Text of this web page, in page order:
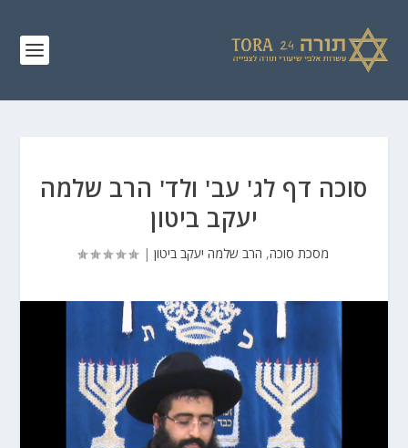
סוכה דף לג' עב' ולד' הרב שלמה
יעקב ביטון
מסכת סוכה, הרב שלמה יעקב ביטון |